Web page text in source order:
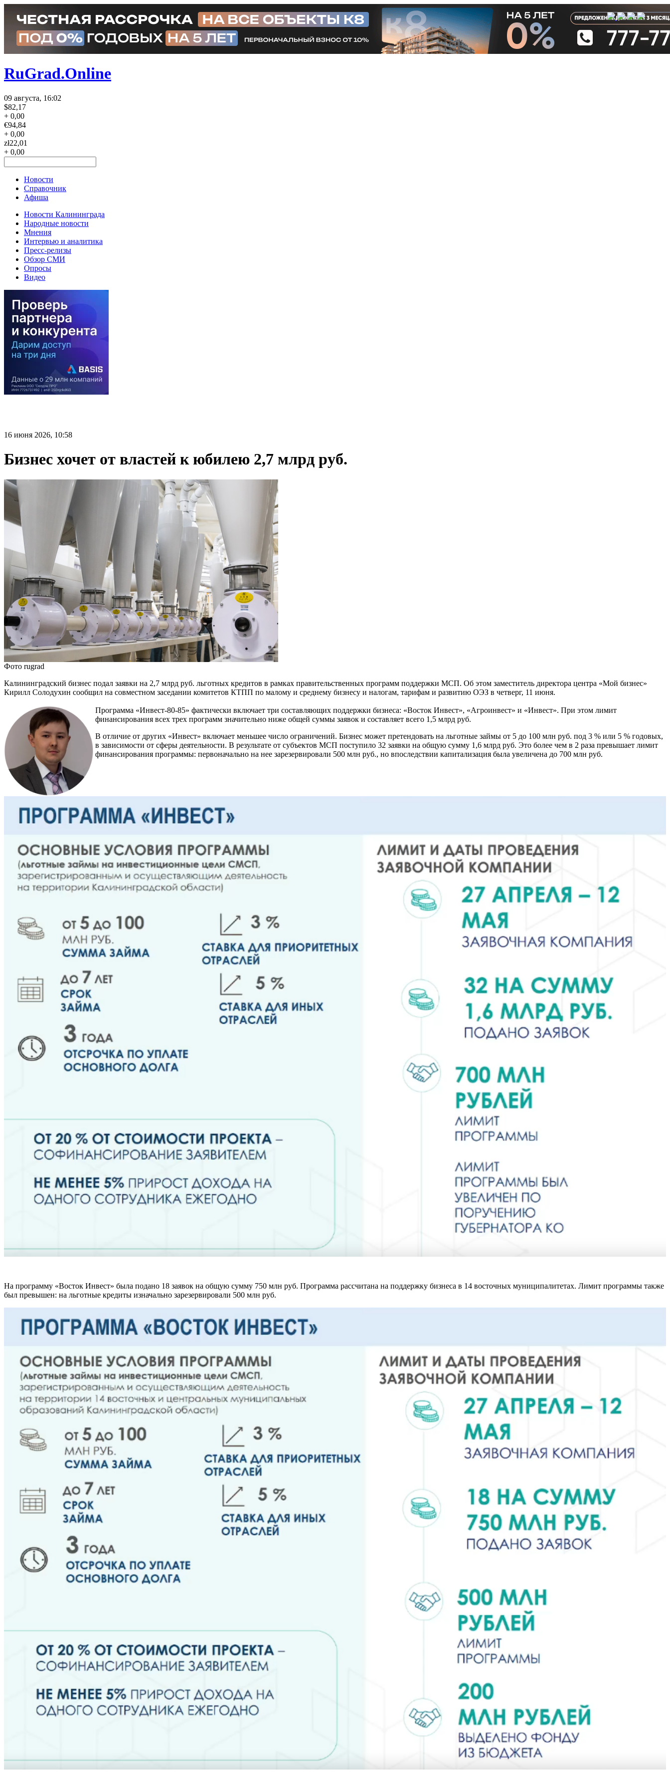
RuGrad.Online
09 августа, 16:02
$82,17
+ 0,00
€94,84
+ 0,00
zł22,01
+ 0,00
Новости
Справочник
Афиша
Новости Калининграда
Народные новости
Мнения
Интервью и аналитика
Пресс-релизы
Обзор СМИ
Опросы
Видео
16 июня 2026, 10:58
Бизнес хочет от властей к юбилею 2,7 млрд руб.
Фото rugrad
Калининградский бизнес подал заявки на 2,7 млрд руб. льготных кредитов в рамках правительственных программ поддержки МСП. Об этом заместитель директора центра «Мой бизнес»
Кирилл Солодухин сообщил на совместном заседании комитетов КТПП по малому и среднему бизнесу и налогам, тарифам и развитию ОЭЗ в четверг, 11 июня.
Программа «Инвест-80-85» фактически включает три составляющих поддержки бизнеса: «Восток Инвест», «Агроинвест» и «Инвест». При этом лимит
финансирования всех трех программ значительно ниже общей суммы заявок и составляет всего 1,5 млрд руб.
В отличие от других «Инвест» включает меньшее число ограничений. Бизнес может претендовать на льготные займы от 5 до 100 млн руб. под 3 % или 5 % годовых,
в зависимости от сферы деятельности. В результате от субъектов МСП поступило 32 заявки на общую сумму 1,6 млрд руб. Это более чем в 2 раза превышает лимит
финансирования программы: первоначально на нее зарезервировали 500 млн руб., но впоследствии капитализация была увеличена до 700 млн руб.
На программу «Восток Инвест» была подано 18 заявок на общую сумму 750 млн руб. Программа рассчитана на поддержку бизнеса в 14 восточных муниципалитетах. Лимит программы также
был превышен: на льготные кредиты изначально зарезервировали 500 млн руб.